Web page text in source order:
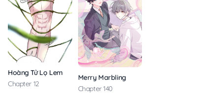
Hoàng Tử Lọ Lem
Chapter 12
Merry Marbling
Chapter 140